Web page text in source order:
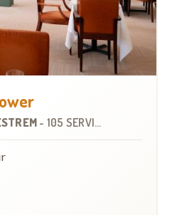
- 105 SERVICEFLATS